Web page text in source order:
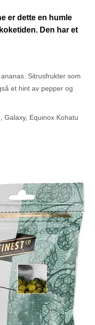
er dette en humle
Den har et
Sitrusfrukter som
et hint av pepper og
Galaxy, Equinox Kohatu